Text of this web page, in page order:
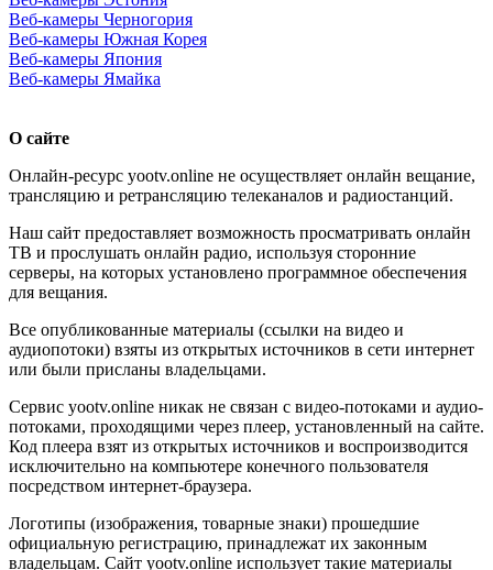
Веб-камеры Черногория
Веб-камеры Южная Корея
Веб-камеры Япония
Веб-камеры Ямайка
О сайте
Онлайн-ресурс yootv.online не осуществляет онлайн вещание,
трансляцию и ретрансляцию телеканалов и радиостанций.
Наш сайт предоставляет возможность просматривать онлайн
ТВ и прослушать онлайн радио, используя сторонние
серверы, на которых установлено программное обеспечения
для вещания.
Все опубликованные материалы (ссылки на видео и
аудиопотоки) взяты из открытых источников в сети интернет
или были присланы владельцами.
Сервис yootv.online никак не связан с видео-потоками и аудио-
потоками, проходящими через плеер, установленный на сайте.
Код плеера взят из открытых источников и воспроизводится
исключительно на компьютере конечного пользователя
посредством интернет-браузера.
Логотипы (изображения, товарные знаки) прошедшие
официальную регистрацию, принадлежат их законным
владельцам. Сайт yootv.online использует такие материалы